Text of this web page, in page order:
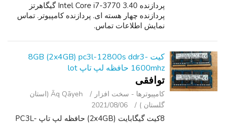
پردازنده Intel Core i7-3770 3.40 گیگاهرتز
پردازنده چهار هسته ای. پردازنده کامپیوتر. تماس
نمایش اطلاعات تماس.
کیت 8GB (2x4GB) pc3l-12800s ddr3-
1600mhz حافظه لپ تاپ lot
توافقی
کامپیوترها - سخت ‌افزار
Āq Qāyeh (استان
گلستان )
2021/08/06
8کیت گیگابایت (2x4GB) حافظه لپ تاپ PC3L-